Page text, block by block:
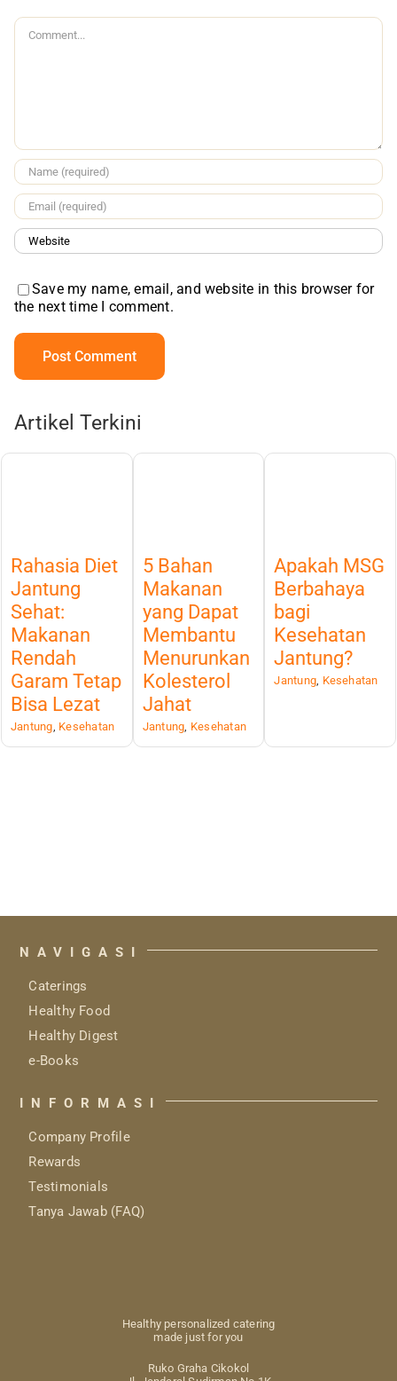
Comment
Save my name, email, and website in this browser for
the next time I comment.
Artikel Terkini
Rahasia Diet
Jantung
Sehat:
Makanan
Rendah
Garam Tetap
Bisa Lezat
Jantung, Kesehatan
5 Bahan
Makanan
yang Dapat
Membantu
Menurunkan
Kolesterol
Jahat
Jantung, Kesehatan
Apakah MSG
Berbahaya
bagi
Kesehatan
Jantung?
Jantung, Kesehatan
NAVIGASI
Caterings
Healthy Food
Healthy Digest
e-Books
INFORMASI
Company Profile
Rewards
Testimonials
Tanya Jawab (FAQ)
Healthy personalized catering
made just for you
Ruko Graha Cikokol